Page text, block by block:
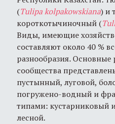
(Tulipakolpakowskiana) и
короткотычиночный (
Виды, имеющие
составляют около 40 %
разнообразия. Основные
сообщества
пустынный, луговой,
погружено-водный и
типами: кустарниковый
лесной.